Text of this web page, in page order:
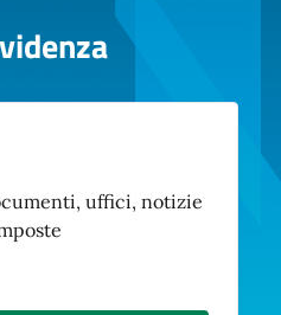
uffici, notizie